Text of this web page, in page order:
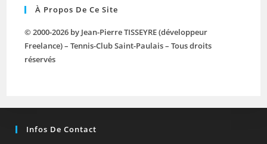
À Propos De Ce Site
© 2000-2026 by Jean-Pierre TISSEYRE (développeur
Freelance) – Tennis-Club Saint-Paulais – Tous droits
réservés
Infos De Contact